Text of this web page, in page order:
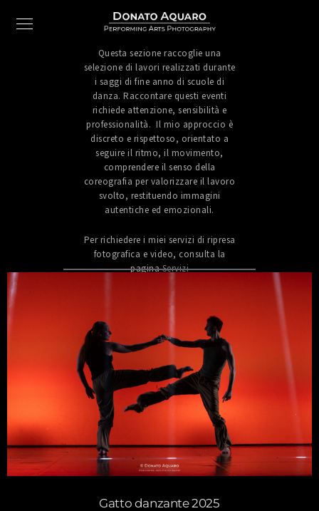
Questa sezione raccoglie una
selezione di lavori realizzati durante
i saggi di fine anno di scuole di
danza. Raccontare questi eventi
richiede attenzione, sensibilità e
professionalità. Il mio approccio è
discreto e rispettoso, orientato a
seguire il ritmo, il movimento,
comprendere il senso della
coreografia per valorizzare il lavoro
svolto, restituendo immagini
autentiche ed emozionali.
Per richiedere i miei servizi di ripresa
fotografica e video, consulta la
paginaServizi
Gatto danzante 2025